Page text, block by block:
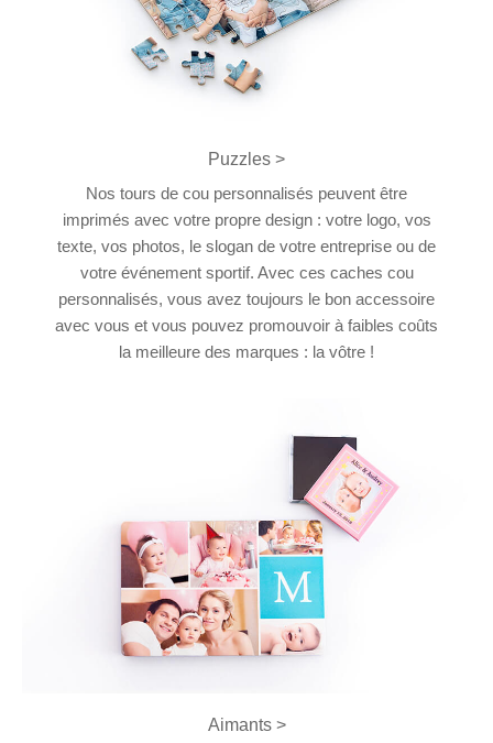
Puzzles >
Nos tours de cou personnalisés peuvent être
imprimés avec votre propre design : votre logo, vos
texte, vos photos, le slogan de votre entreprise ou de
votre événement sportif. Avec ces caches cou
personnalisés, vous avez toujours le bon accessoire
avec vous et vous pouvez promouvoir à faibles coûts
la meilleure des marques : la vôtre !
Aimants >